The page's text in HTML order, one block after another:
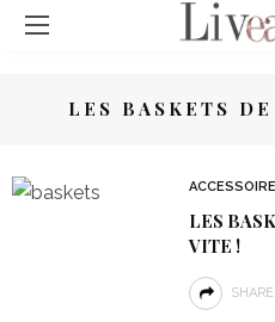
LES BASKETS
LES
VITE !